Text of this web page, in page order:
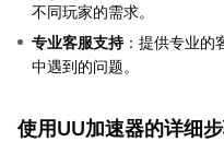
不同玩家的需求。
专业客服支持：提供专业的
中遇到的问题。
使用UU加速器的详细